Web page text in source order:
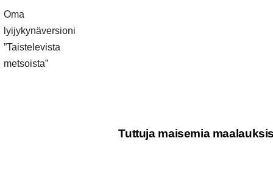
Oma
lyijykynäversioni
”Taistelevista
metsoista”
Tuttuja maisemia